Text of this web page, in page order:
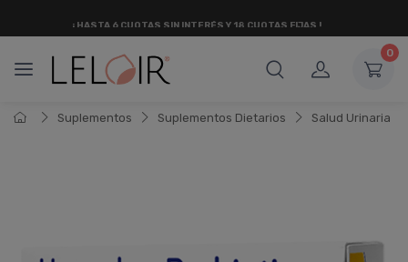
0
Suplementos Suplementos Dietarios Salud Urinaria